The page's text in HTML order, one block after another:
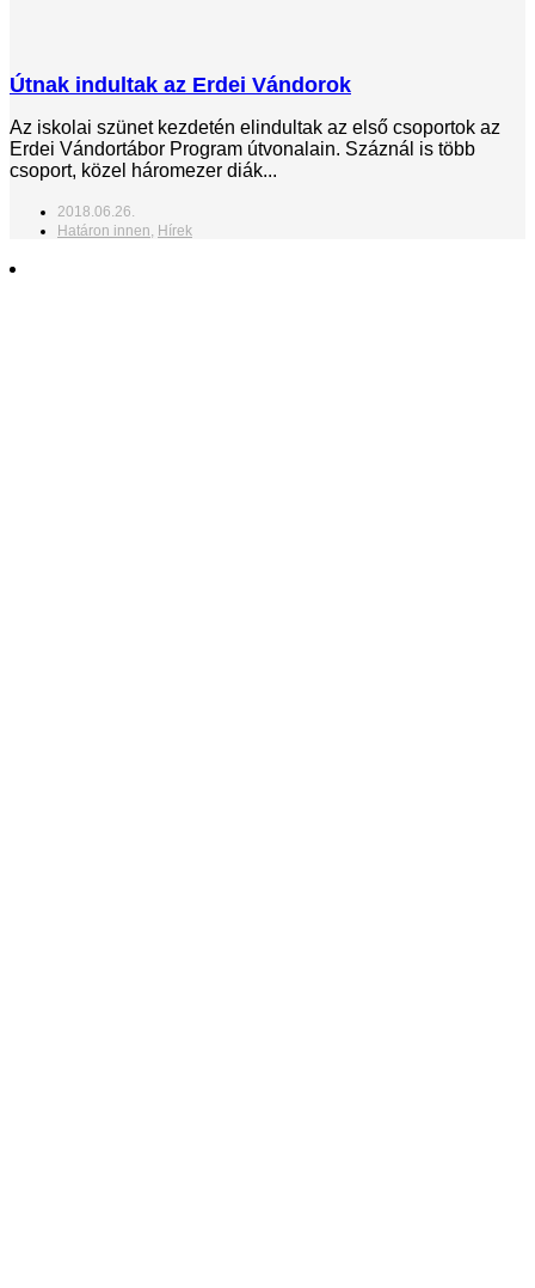
Útnak indultak az Erdei Vándorok
Az iskolai szünet kezdetén elindultak az első csoportok az
Erdei Vándortábor Program útvonalain. Száznál is több
csoport, közel háromezer diák...
2018.06.26.
Határon innen, Hírek